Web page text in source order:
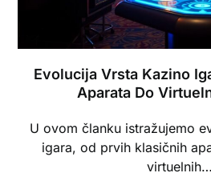
Evolucija Vrsta Kazino
Aparata Do
U ovom članku istražujemo
igara, od prvih klasičnih
virtuelnih…